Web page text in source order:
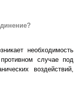
необходимость
случае под
воздействий,